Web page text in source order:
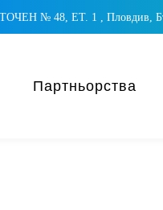
№ 48, ЕТ. 1 , Пловдив,
Партньорства